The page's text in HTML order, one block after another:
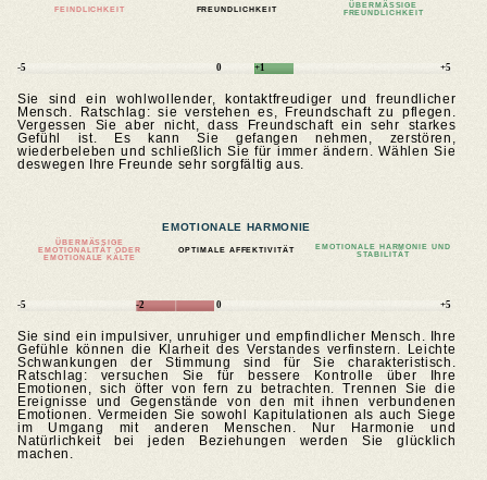
FEINDLICHKEIT FREUNDLICHKEIT
ÜBERMÄSSIGE F
REUNDLICHKEIT
-5 0 +1 +5
Sie sind ein wohlwollender, kontaktfreudiger und freundlicher
Mensch. Ratschlag: sie verstehen es, Freundschaft zu pflegen.
Vergessen Sie aber nicht, dass Freundschaft ein sehr starkes
Gefühl ist. Es kann Sie gefangen nehmen, zerstören,
wiederbeleben und schließlich Sie für immer ändern. Wählen Sie
deswegen Ihre Freunde sehr sorgfältig aus.
EMOTIONALE HARMONIE
ÜBERMÄSSIGE E
MOTIONALITÄT ODER E
MOTIONALE KÄLTE
OPTIMALE AFFEKTIVITÄT
EMOTIONALE HARMONIE UND
STABILITÄT
-5 -2 0 +5
Sie sind ein impulsiver, unruhiger und empfindlicher Mensch. Ihre
Gefühle können die Klarheit des Verstandes verfinstern. Leichte
Schwankungen der Stimmung sind für Sie charakteristisch.
Ratschlag: versuchen Sie für bessere Kontrolle über Ihre
Emotionen, sich öfter von fern zu betrachten. Trennen Sie die
Ereignisse und Gegenstände von den mit ihnen verbundenen
Emotionen. Vermeiden Sie sowohl Kapitulationen als auch Siege
im Umgang mit anderen Menschen. Nur Harmonie und
Natürlichkeit bei jeden Beziehungen werden Sie glücklich
machen.